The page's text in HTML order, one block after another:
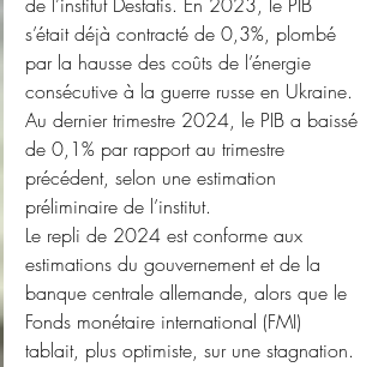
s’était déjà contracté de 0,3%, plombé
par la hausse des coûts de l’énergie
consécutive à la guerre russe en Ukraine.
Au dernier trimestre 2024, le PIB a baissé
de 0,1% par rapport au trimestre
précédent, selon une estimation
préliminaire de l’institut.
Le repli de 2024 est conforme aux
estimations du gouvernement et de la
banque centrale allemande, alors que le
Fonds monétaire international (FMI)
tablait, plus optimiste, sur une stagnation.